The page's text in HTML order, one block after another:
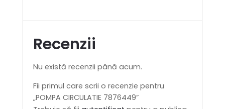
Recenzii
Nu există recenzii până acum.
Fii primul care scrii o recenzie pentru
„POMPA CIRCULATIE 7876449”